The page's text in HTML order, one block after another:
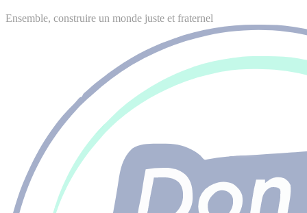
Ensemble, construire un monde juste et fraternel